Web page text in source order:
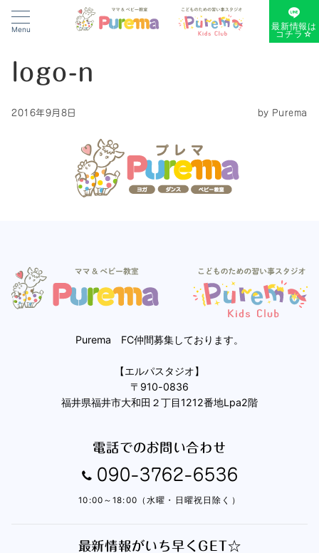
Menu 最新情報は
コチラ☆
logo-n
2016年9月8日 by Purema
Purema FC仲間募集しております。
【エルパスタジオ】
〒910-0836
福井県福井市大和田２丁目1212番地Lpa2階
電話でのお問い合わせ
090-3762-6536
10:00～18:00（水曜・日曜祝日除く）
最新情報がいち早くGET☆